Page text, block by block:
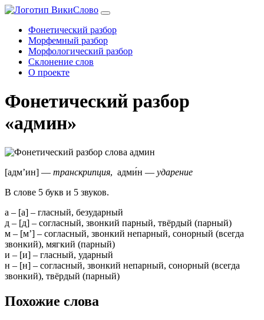
Фонетический разбор
Морфемный разбор
Морфологический разбор
Склонение слов
О проекте
Фонетический разбор
«админ»
[адм’ин] — транскрипция, адми́н — ударение
В слове 5 букв и 5 звуков.
а – [а] – гласный, безударный
д – [д] – согласный, звонкий парный, твёрдый (парный)
м – [м’] – согласный, звонкий непарный, сонорный (всегда
звонкий), мягкий (парный)
и – [и] – гласный, ударный
н – [н] – согласный, звонкий непарный, сонорный (всегда
звонкий), твёрдый (парный)
Похожие слова